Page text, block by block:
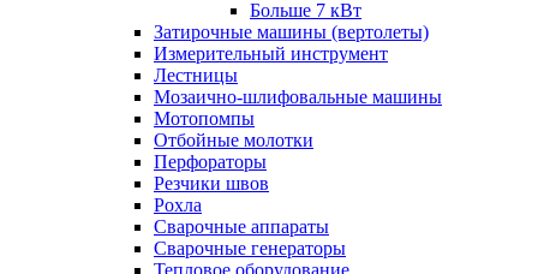
Больше 7 кВт
Затирочные машины (вертолеты)
Измерительный инструмент
Лестницы
Мозаично-шлифовальные машины
Мотопомпы
Отбойные молотки
Перфораторы
Резчики швов
Рохла
Сварочные аппараты
Сварочные генераторы
Тепловое оборудование